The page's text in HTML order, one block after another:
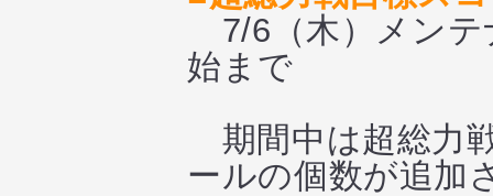
7/6（木）メンテ
始まで
期間中は超総力
ールの個数が追加